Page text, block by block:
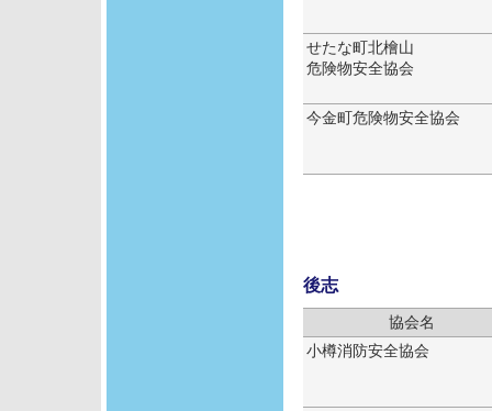
せたな町北檜山
危険物安全協会
今金町危険物安全協会
後志
協会名
小樽消防安全協会